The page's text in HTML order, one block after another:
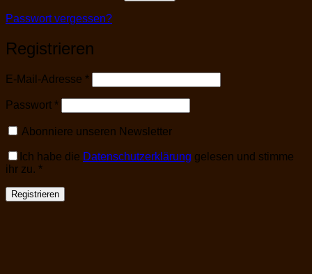
Passwort vergessen?
Registrieren
E-Mail-Adresse *Erforderlich
Passwort *Erforderlich
Abonniere unseren Newsletter
Ich habe die Datenschutzerklärung gelesen und stimme
ihr zu. *
Registrieren